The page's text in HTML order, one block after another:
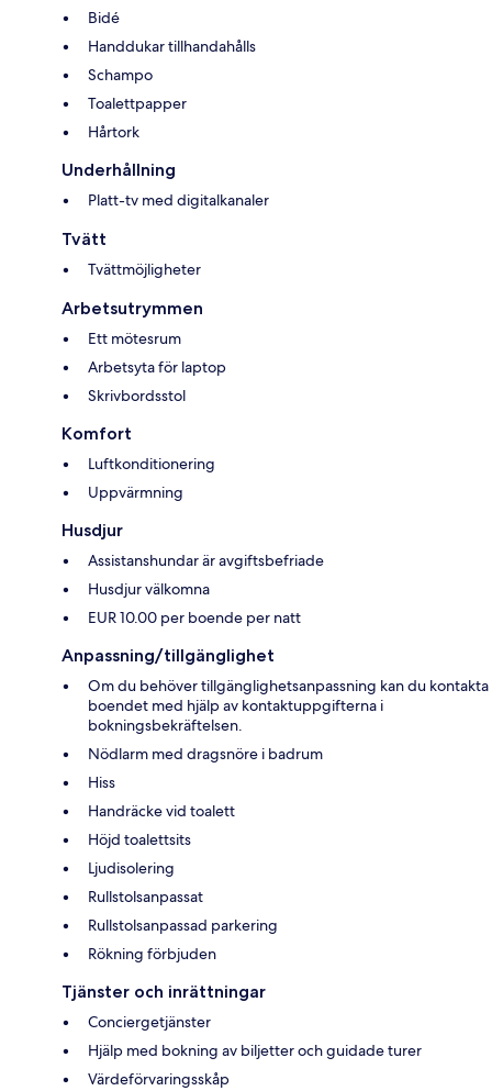
Bidé
Handdukar tillhandahålls
Schampo
Toalettpapper
Hårtork
Underhållning
Platt-tv med digitalkanaler
Tvätt
Tvättmöjligheter
Arbetsutrymmen
Ett mötesrum
Arbetsyta för laptop
Skrivbordsstol
Komfort
Luftkonditionering
Uppvärmning
Husdjur
Assistanshundar är avgiftsbefriade
Husdjur välkomna
EUR 10.00 per boende per natt
Anpassning/tillgänglighet
Om du behöver tillgänglighetsanpassning kan du kontakta
boendet med hjälp av kontaktuppgifterna i
bokningsbekräftelsen.
Nödlarm med dragsnöre i badrum
Hiss
Handräcke vid toalett
Höjd toalettsits
Ljudisolering
Rullstolsanpassat
Rullstolsanpassad parkering
Rökning förbjuden
Tjänster och inrättningar
Conciergetjänster
Hjälp med bokning av biljetter och guidade turer
Värdeförvaringsskåp